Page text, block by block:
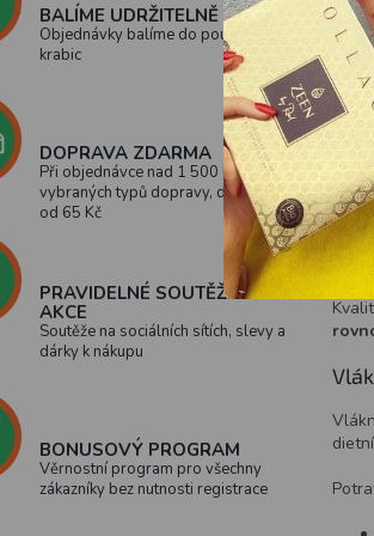
BALÍME UDRŽITELNĚ
Objednávky balíme do použitých
krabic
DOPRAVA ZDARMA
Při objednávce nad 1 500 Kč u
vybraných typů dopravy, doprava
od 65 Kč
PRAVIDELNÉ SOUTĚŽE A
AKCE
Soutěže na sociálních sítích, slevy a
dárky k nákupu
BONUSOVÝ PROGRAM
Věrnostní program pro všechny
zákazníky bez nutnosti registrace